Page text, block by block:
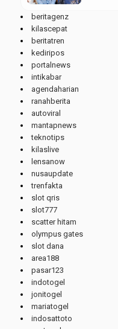
beritagenz
kilascepat
beritatren
kediripos
portalnews
intikabar
agendaharian
ranahberita
autoviral
mantapnews
teknotips
kilaslive
lensanow
nusaupdate
trenfakta
slot qris
slot777
scatter hitam
olympus gates
slot dana
area188
pasar123
indotogel
jonitogel
mariatogel
indosattoto